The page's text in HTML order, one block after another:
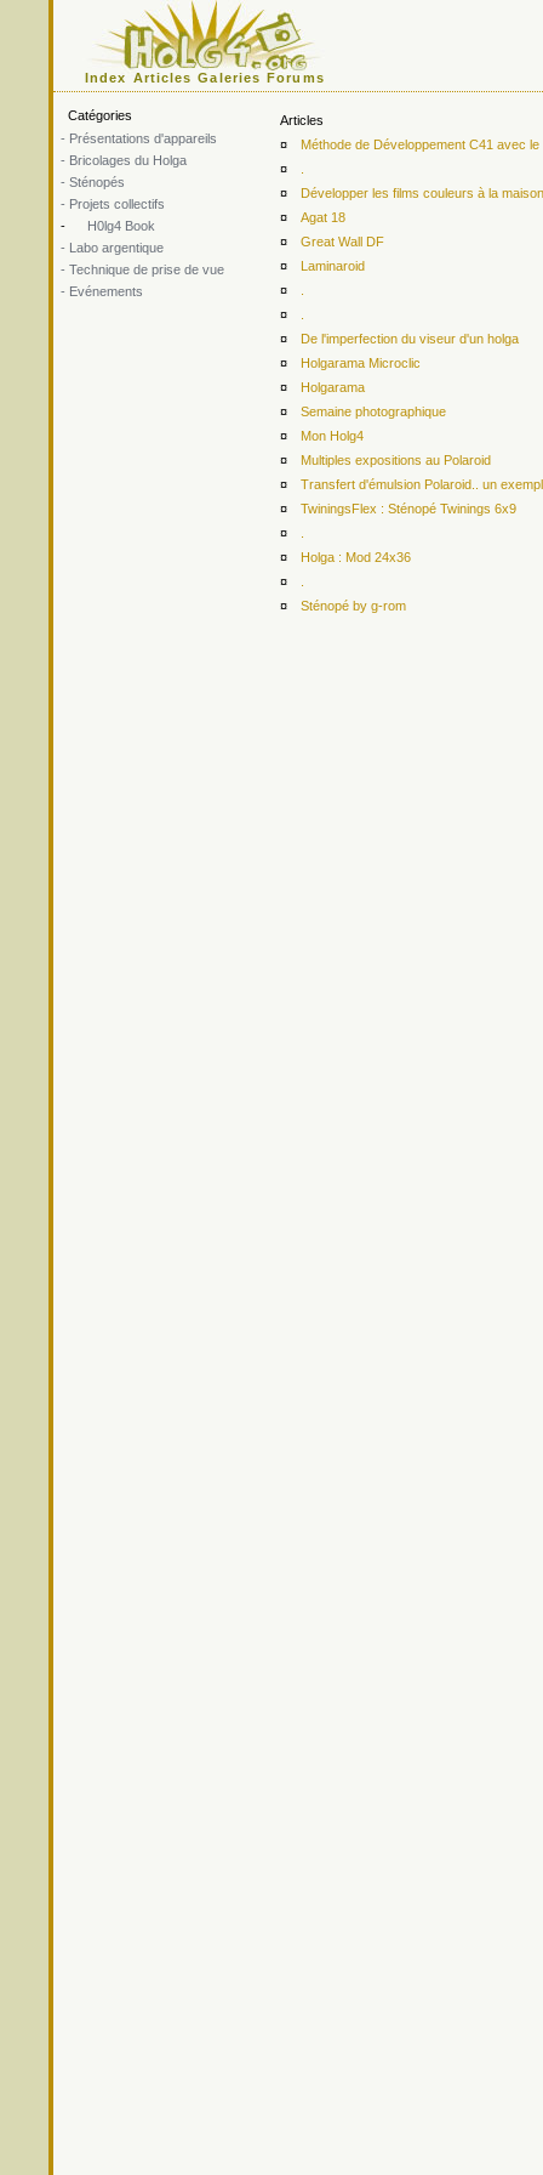
Index Articles Galeries Forums
Catégories
- Présentations d'appareils
- Bricolages du Holga
- Sténopés
- Projets collectifs
-
H0lg4 Book
- Labo argentique
- Technique de prise de vue
- Evénements
Articles
¤
Méthode de Développement C41 avec
¤
¤
Développer les films couleurs à la
¤
Agat 18
¤
Great Wall DF
¤
Laminaroid
¤
¤
¤
De l'imperfection du viseur d'un holga
¤
Holgarama Microclic
¤
Holgarama
¤
Semaine photographique
¤
Mon Holg4
¤
Multiples expositions au Polaroid
¤
Transfert d'émulsion Polaroid.. un
¤
TwiningsFlex : Sténopé Twinings 6x9
¤
¤
Holga : Mod 24x36
¤
¤
Sténopé by g-rom